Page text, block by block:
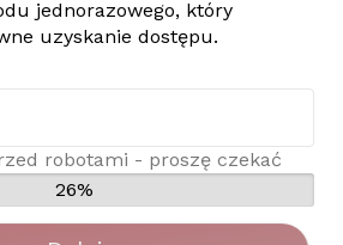
jednorazowego, który
uzyskanie dostępu.
robotami - proszę czekać
26%